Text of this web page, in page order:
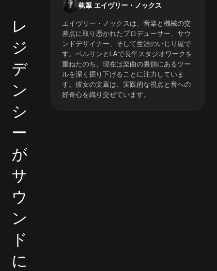
執筆 エイヴリー・ノックス
エイヴリー・ノックスは、音楽と機械の交
差点に取り憑かれたプロデューサー、サウ
ンドデザイナー、そして生涯のいじり屋で
す。ベルリンとLAで長年スタジオワークを
重ねたのち、現在は楽曲の裏側にあるツー
ルを深く掘り下げることに注力していま
す。彼女の文章は、実践的な視点と音への
好奇心を織り交ぜています。
レ
ジ
デ
ン
シ
ー
が
サ
ウ
ン
ド
に